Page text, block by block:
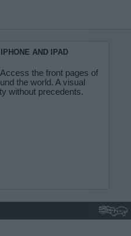
AND IPAD
Access the front pages of
the world. A visual
without precedents.